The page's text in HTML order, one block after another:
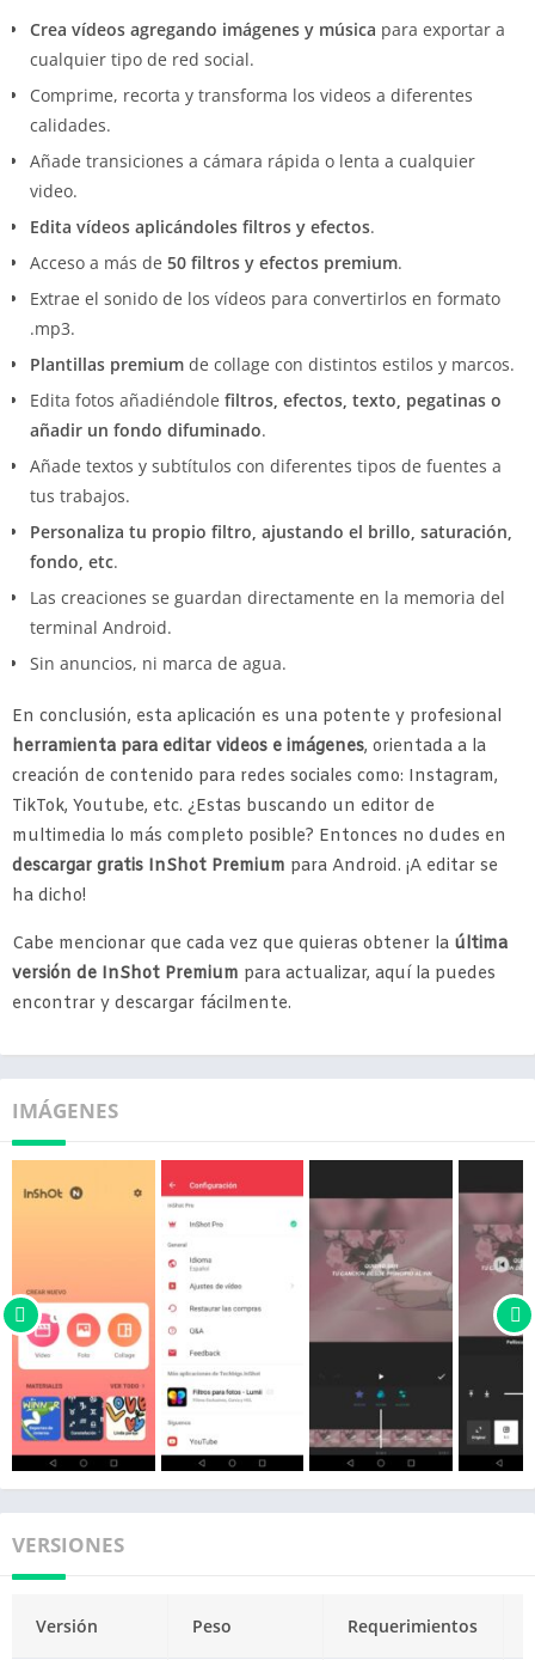
Crea vídeos agregando imágenes y música para exportar a
cualquier tipo de red social.
Comprime, recorta y transforma los videos a diferentes
calidades.
Añade transiciones a cámara rápida o lenta a cualquier
video.
Edita vídeos aplicándoles filtros y efectos.
Acceso a más de 50 filtros y efectos premium.
Extrae el sonido de los vídeos para convertirlos en formato
.mp3.
Plantillas premium de collage con distintos estilos y marcos.
Edita fotos añadiéndole filtros, efectos, texto, pegatinas o
añadir un fondo difuminado.
Añade textos y subtítulos con diferentes tipos de fuentes a
tus trabajos.
Personaliza tu propio filtro, ajustando el brillo, saturación,
fondo, etc.
Las creaciones se guardan directamente en la memoria del
terminal Android.
Sin anuncios, ni marca de agua.
En conclusión, esta aplicación es una potente y profesional
herramienta para editar videos e imágenes, orientada a la
creación de contenido para redes sociales como: Instagram,
TikTok, Youtube, etc. ¿Estas buscando un editor de
multimedia lo más completo posible? Entonces no dudes en
descargar gratis InShot Premium para Android. ¡A editar se
ha dicho!
Cabe mencionar que cada vez que quieras obtener la última
versión de InShot Premium para actualizar, aquí la puedes
encontrar y descargar fácilmente.
IMÁGENES
VERSIONES
Versión Peso Requerimientos